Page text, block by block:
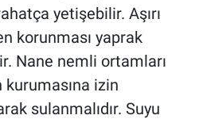
yetişebilir. Aşırı
korunması yaprak
Nane nemli ortamları
kurumasına izin
sulanmalıdır. Suyu